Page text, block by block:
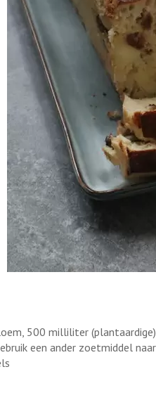
500 milliliter
een ander zoetmiddel